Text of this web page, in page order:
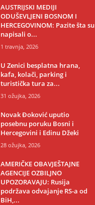
AUSTRIJSKI MEDIJI
ODUŠEVLJENI BOSNOM I
HERCEGOVINOM: Pazite šta su
napisali o...
1 travnja, 2026
U Zenici besplatna hrana,
kafa, kolači, parking i
turistička tura za...
31 ožujka, 2026
Novak Đoković uputio
posebnu poruku Bosni i
Hercegovini i Edinu Džeki
28 ožujka, 2026
AMERIČKE OBAVJEŠTAJNE
AGENCIJE OZBILJNO
UPOZORAVAJU: Rusija
podržava odvajanje RS-a od
BiH,...